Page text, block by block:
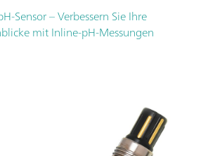
Sensor – Verbessern Sie Ihre
mit Inline-pH-Messungen